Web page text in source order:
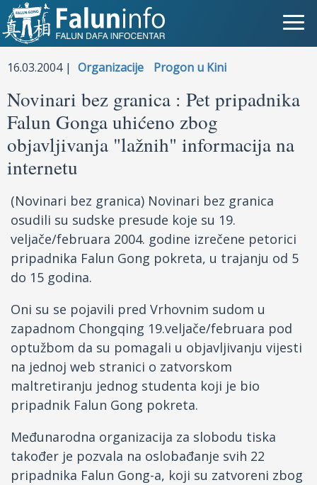
Šta je Falun Gong?
Zašto progon?
Objave za medije
Najnovije vesti
Slike
Kontakt
Fejsbuk
Drugi jezici
16.03.2004 | Organizacije Progon u Kini
Novinari bez granica : Pet pripadnika
Falun Gonga uhićeno zbog
objavljivanja "lažnih" informacija na
internetu
(Novinari bez granica) Novinari bez granica
osudili su sudske presude koje su 19.
veljače/februara 2004. godine izrečene petorici
pripadnika Falun Gong pokreta, u trajanju od 5
do 15 godina.
Oni su se pojavili pred Vrhovnim sudom u
zapadnom Chongqing 19.veljače/februara pod
optužbom da su pomagali u objavljivanju vijesti
na jednoj web stranici o zatvorskom
maltretiranju jednog studenta koji je bio
pripadnik Falun Gong pokreta.
Međunarodna organizacija za slobodu tiska
također je pozvala na oslobađanje svih 22
pripadnika Falun Gong-a, koji su zatvoreni zbog